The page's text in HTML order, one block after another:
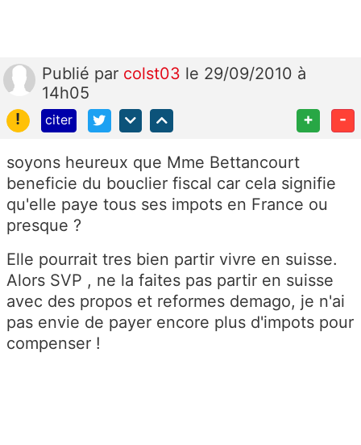
Publié par colst03 le 29/09/2010 à
14h05
!
citer + -
soyons heureux que Mme Bettancourt
beneficie du bouclier fiscal car cela signifie
qu'elle paye tous ses impots en France ou
presque ?
Elle pourrait tres bien partir vivre en suisse.
Alors SVP , ne la faites pas partir en suisse
avec des propos et reformes demago, je n'ai
pas envie de payer encore plus d'impots pour
compenser !